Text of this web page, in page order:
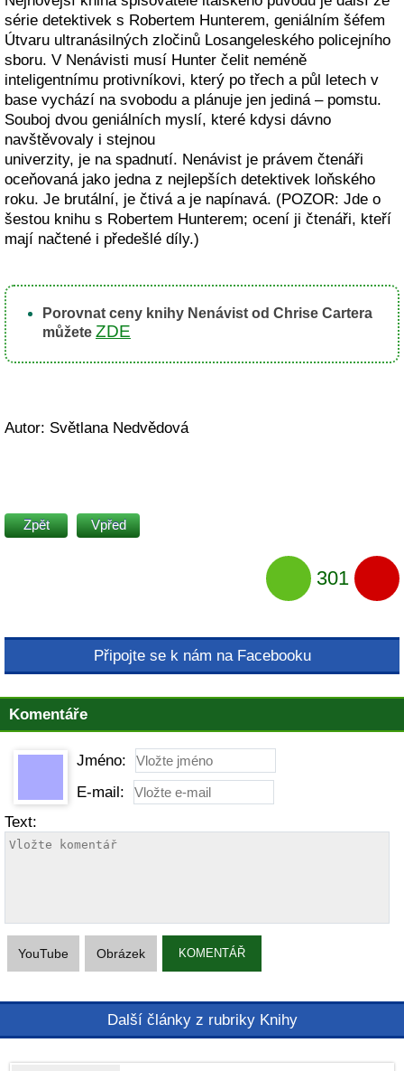
série detektivek s Robertem Hunterem, geniálním šéfem
Útvaru ultranásilných zločinů Losangeleského policejního
sboru. V Nenávisti musí Hunter čelit neméně
inteligentnímu protivníkovi, který po třech a půl letech v
base vychází na svobodu a plánuje jen jediná – pomstu.
Souboj dvou geniálních myslí, které kdysi dávno
navštěvovaly i stejnou
univerzity, je na spadnutí. Nenávist je právem čtenáři
oceňovaná jako jedna z nejlepších detektivek loňského
roku. Je brutální, je čtivá a je napínavá. (POZOR: Jde o
šestou knihu s Robertem Hunterem; ocení ji čtenáři, kteří
mají načtené i předešlé díly.)
Porovnat ceny knihy Nenávist od Chrise Cartera
můžete ZDE
Autor: Světlana Nedvědová
Zpět Vpřed
301
Připojte se k nám na Facebooku
Komentáře
Jméno:
E-mail:
Text:
YouTube Obrázek KOMENTÁŘ
Další články z rubriky Knihy